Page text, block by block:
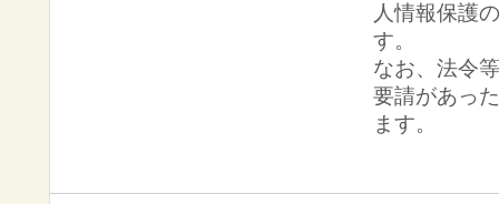
人情報保護
す。
なお、法令
要請があっ
ます。